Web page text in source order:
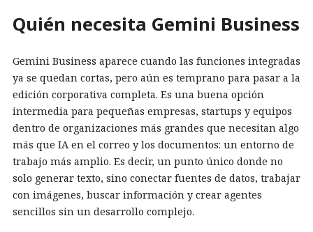
Quién necesita Gemini Business
Gemini Business aparece cuando las funciones integradas
ya se quedan cortas, pero aún es temprano para pasar a la
edición corporativa completa. Es una buena opción
intermedia para pequeñas empresas, startups y equipos
dentro de organizaciones más grandes que necesitan algo
más que IA en el correo y los documentos: un entorno de
trabajo más amplio. Es decir, un punto único donde no
solo generar texto, sino conectar fuentes de datos, trabajar
con imágenes, buscar información y crear agentes
sencillos sin un desarrollo complejo.